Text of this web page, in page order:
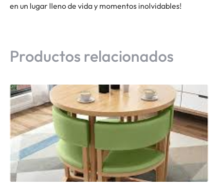
en un lugar lleno de vida y momentos inolvidables!
Productos relacionados